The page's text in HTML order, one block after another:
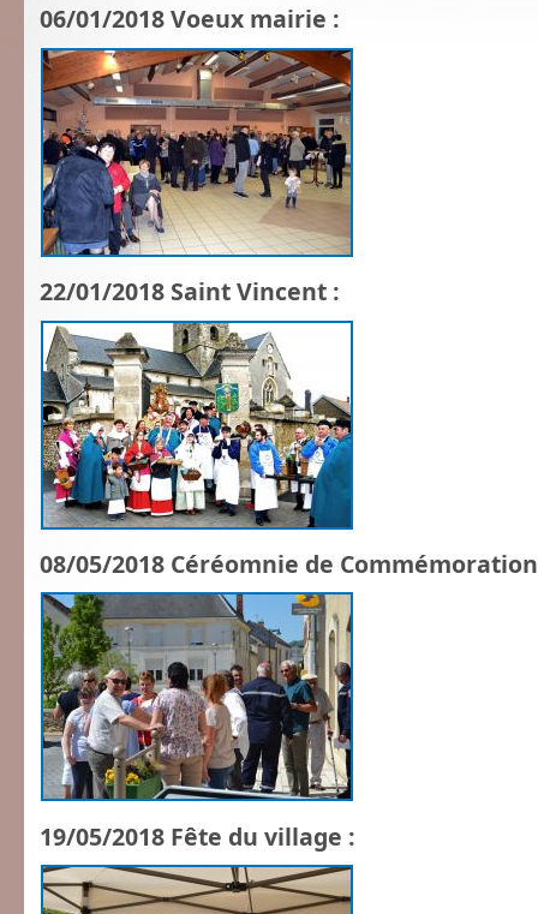
06/01/2018 Voeux mairie :
22/01/2018 Saint Vincent :
08/05/2018 Céréomnie de
19/05/2018 Fête du village :